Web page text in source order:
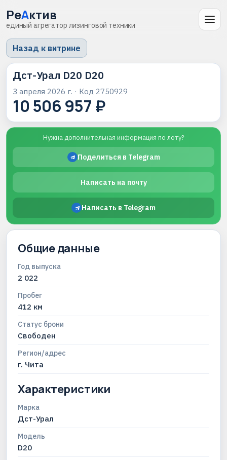
РеАктив
единый агрегатор лизинговой техники
Назад к витрине
Дст-Урал D20 D20
3 апреля 2026 г. · Код 2750929
10 506 957 ₽
Нужна дополнительная информация по лоту?
Поделиться в Telegram
Написать на почту
Написать в Telegram
Общие данные
Год выпуска
2 022
Пробег
412 км
Статус брони
Свободен
Регион/адрес
г. Чита
Характеристики
Марка
Дст-Урал
Модель
D20